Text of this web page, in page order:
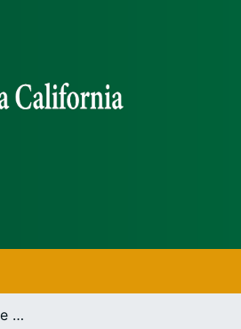
Cementación sólida de aceros de bajo carbono utilizando grafito natural y conchas de almejas como catalizador